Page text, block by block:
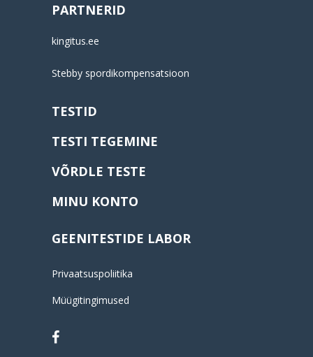
PARTNERID
kingitus.ee
Stebby spordikompensatsioon
TESTID
TESTI TEGEMINE
VÕRDLE TESTE
MINU KONTO
GEENITESTIDE LABOR
Privaatsuspoliitika
Müügitingimused